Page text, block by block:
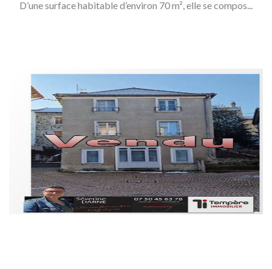
D’une surface habitable d’environ 70 m², elle se compos...